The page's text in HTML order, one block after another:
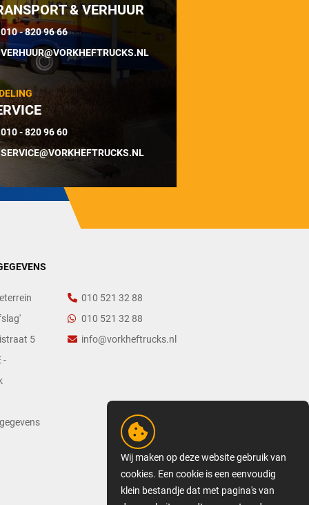
& VERHUUR
010 - 820 96 66
VERHUUR@VORKHEFTRUCKS.NL
010 - 820 96 60
SERVICE@VORKHEFTRUCKS.NL
5
-
010 521 32 88
010 521 32 88
info@vorkheftrucks.nl
Wij maken op deze website gebruik van
cookies. Een cookie is een eenvoudig
klein bestandje dat met pagina's van